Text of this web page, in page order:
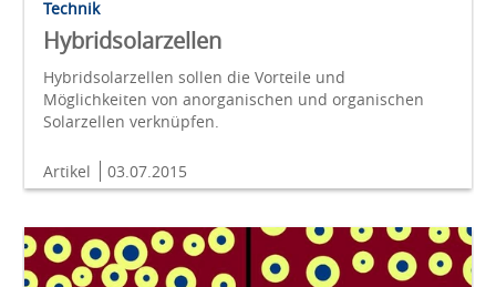
Technik
Hybridsolarzellen
Hybridsolarzellen sollen die Vorteile und
Möglichkeiten von anorganischen und organischen
Solarzellen verknüpfen.
Artikel 03.07.2015